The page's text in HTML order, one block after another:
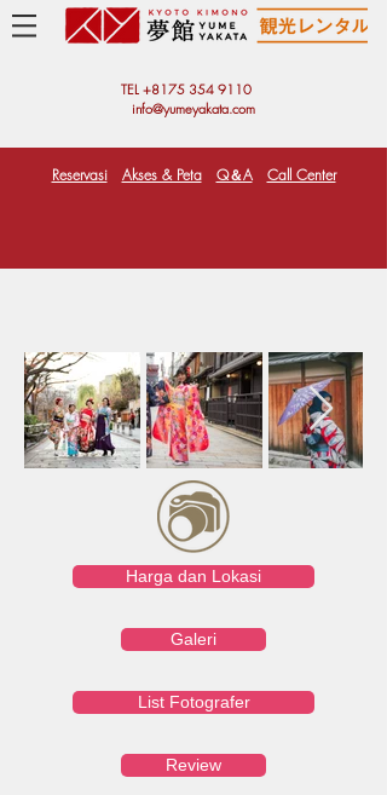
TEL +8175 354 9110
info@yumeyakata.com
Reservasi Akses & Peta Q＆A Call Center
Harga dan Lokasi
Galeri
List Fotografer
Review